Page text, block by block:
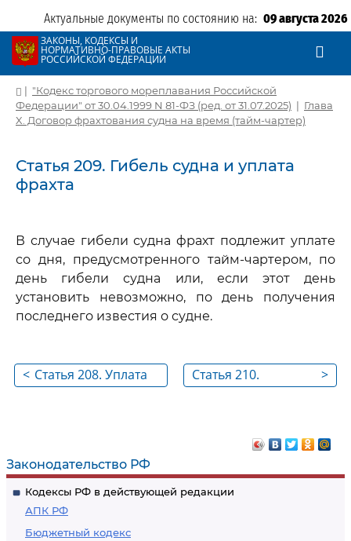
Актуальные документы по состоянию на: 09 августа 2026
ЗАКОНЫ, КОДЕКСЫ И
НОРМАТИВНО-ПРАВОВЫЕ АКТЫ
РОССИЙСКОЙ ФЕДЕРАЦИИ
Законодательство РФ
Кодексы РФ в действующей редакции
АПК РФ
Бюджетный кодекс
| "Кодекс торгового мореплавания Российской
Федерации" от 30.04.1999 N 81-ФЗ (ред. от 31.07.2025) | Глава
X. Договор фрахтования судна на время (тайм-чартер)
Статья 209. Гибель судна и уплата
фрахта
В случае гибели судна фрахт подлежит уплате
со дня, предусмотренного тайм-чартером, по
день гибели судна или, если этот день
установить невозможно, по день получения
последнего известия о судне.
< Статья 208. Уплата
>
Статья 210.